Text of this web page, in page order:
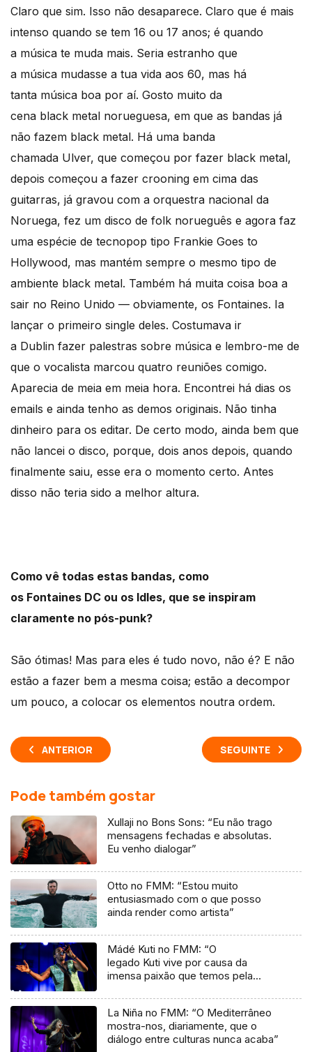
Claro que sim. Isso não desaparece. Claro que é mais
intenso quando se tem 16 ou 17 anos; é quando
a música te muda mais. Seria estranho que
a música mudasse a tua vida aos 60, mas há
tanta música boa por aí. Gosto muito da
cena black metal norueguesa, em que as bandas já
não fazem black metal. Há uma banda
chamada Ulver, que começou por fazer black metal,
depois começou a fazer crooning em cima das
guitarras, já gravou com a orquestra nacional da
Noruega, fez um disco de folk norueguês e agora faz
uma espécie de tecnopop tipo Frankie Goes to
Hollywood, mas mantém sempre o mesmo tipo de
ambiente black metal. Também há muita coisa boa a
sair no Reino Unido — obviamente, os Fontaines. Ia
lançar o primeiro single deles. Costumava ir
a Dublin fazer palestras sobre música e lembro-me de
que o vocalista marcou quatro reuniões comigo.
Aparecia de meia em meia hora. Encontrei há dias os
emails e ainda tenho as demos originais. Não tinha
dinheiro para os editar. De certo modo, ainda bem que
não lancei o disco, porque, dois anos depois, quando
finalmente saiu, esse era o momento certo. Antes
disso não teria sido a melhor altura.
Como vê todas estas bandas, como
os Fontaines DC ou os Idles, que se inspiram
claramente no pós-punk?
São ótimas! Mas para eles é tudo novo, não é? E não
estão a fazer bem a mesma coisa; estão a decompor
um pouco, a colocar os elementos noutra ordem.
ANTERIOR SEGUINTE
Pode também gostar
Xullaji no Bons Sons: “Eu não trago
mensagens fechadas e absolutas.
Eu venho dialogar”
Otto no FMM: “Estou muito
entusiasmado com o que posso
ainda render como artista”
Mádé Kuti no FMM: “O
legado Kuti vive por causa da
imensa paixão que temos pela
La Niña no FMM: “O Mediterrâneo
mostra-nos, diariamente, que o
diálogo entre culturas nunca acaba”